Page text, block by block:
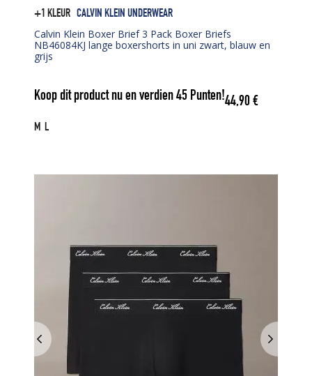
+1 KLEUR CALVIN KLEIN UNDERWEAR
Calvin Klein Boxer Brief 3 Pack Boxer Briefs
NB46084KJ lange boxershorts in uni zwart, blauw en
grijs
Koop dit product nu en verdien45 Punten!44,90€
M L